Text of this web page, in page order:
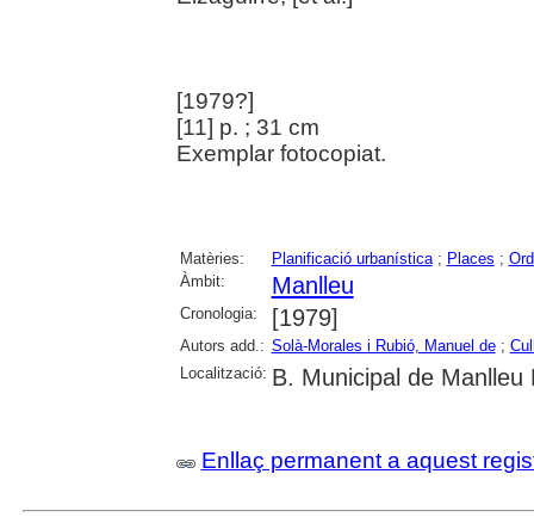
[1979?]
[11] p. ; 31 cm
Exemplar fotocopiat.
Matèries: Planificació urbanística; Places ;
Àmbit:
Manlleu
Cronologia: [1979]
Autors add.: Solà-Morales i Rubió, Manuel de;
Localització: B. Municipal de Manlleu
Enllaç permanent a aquest